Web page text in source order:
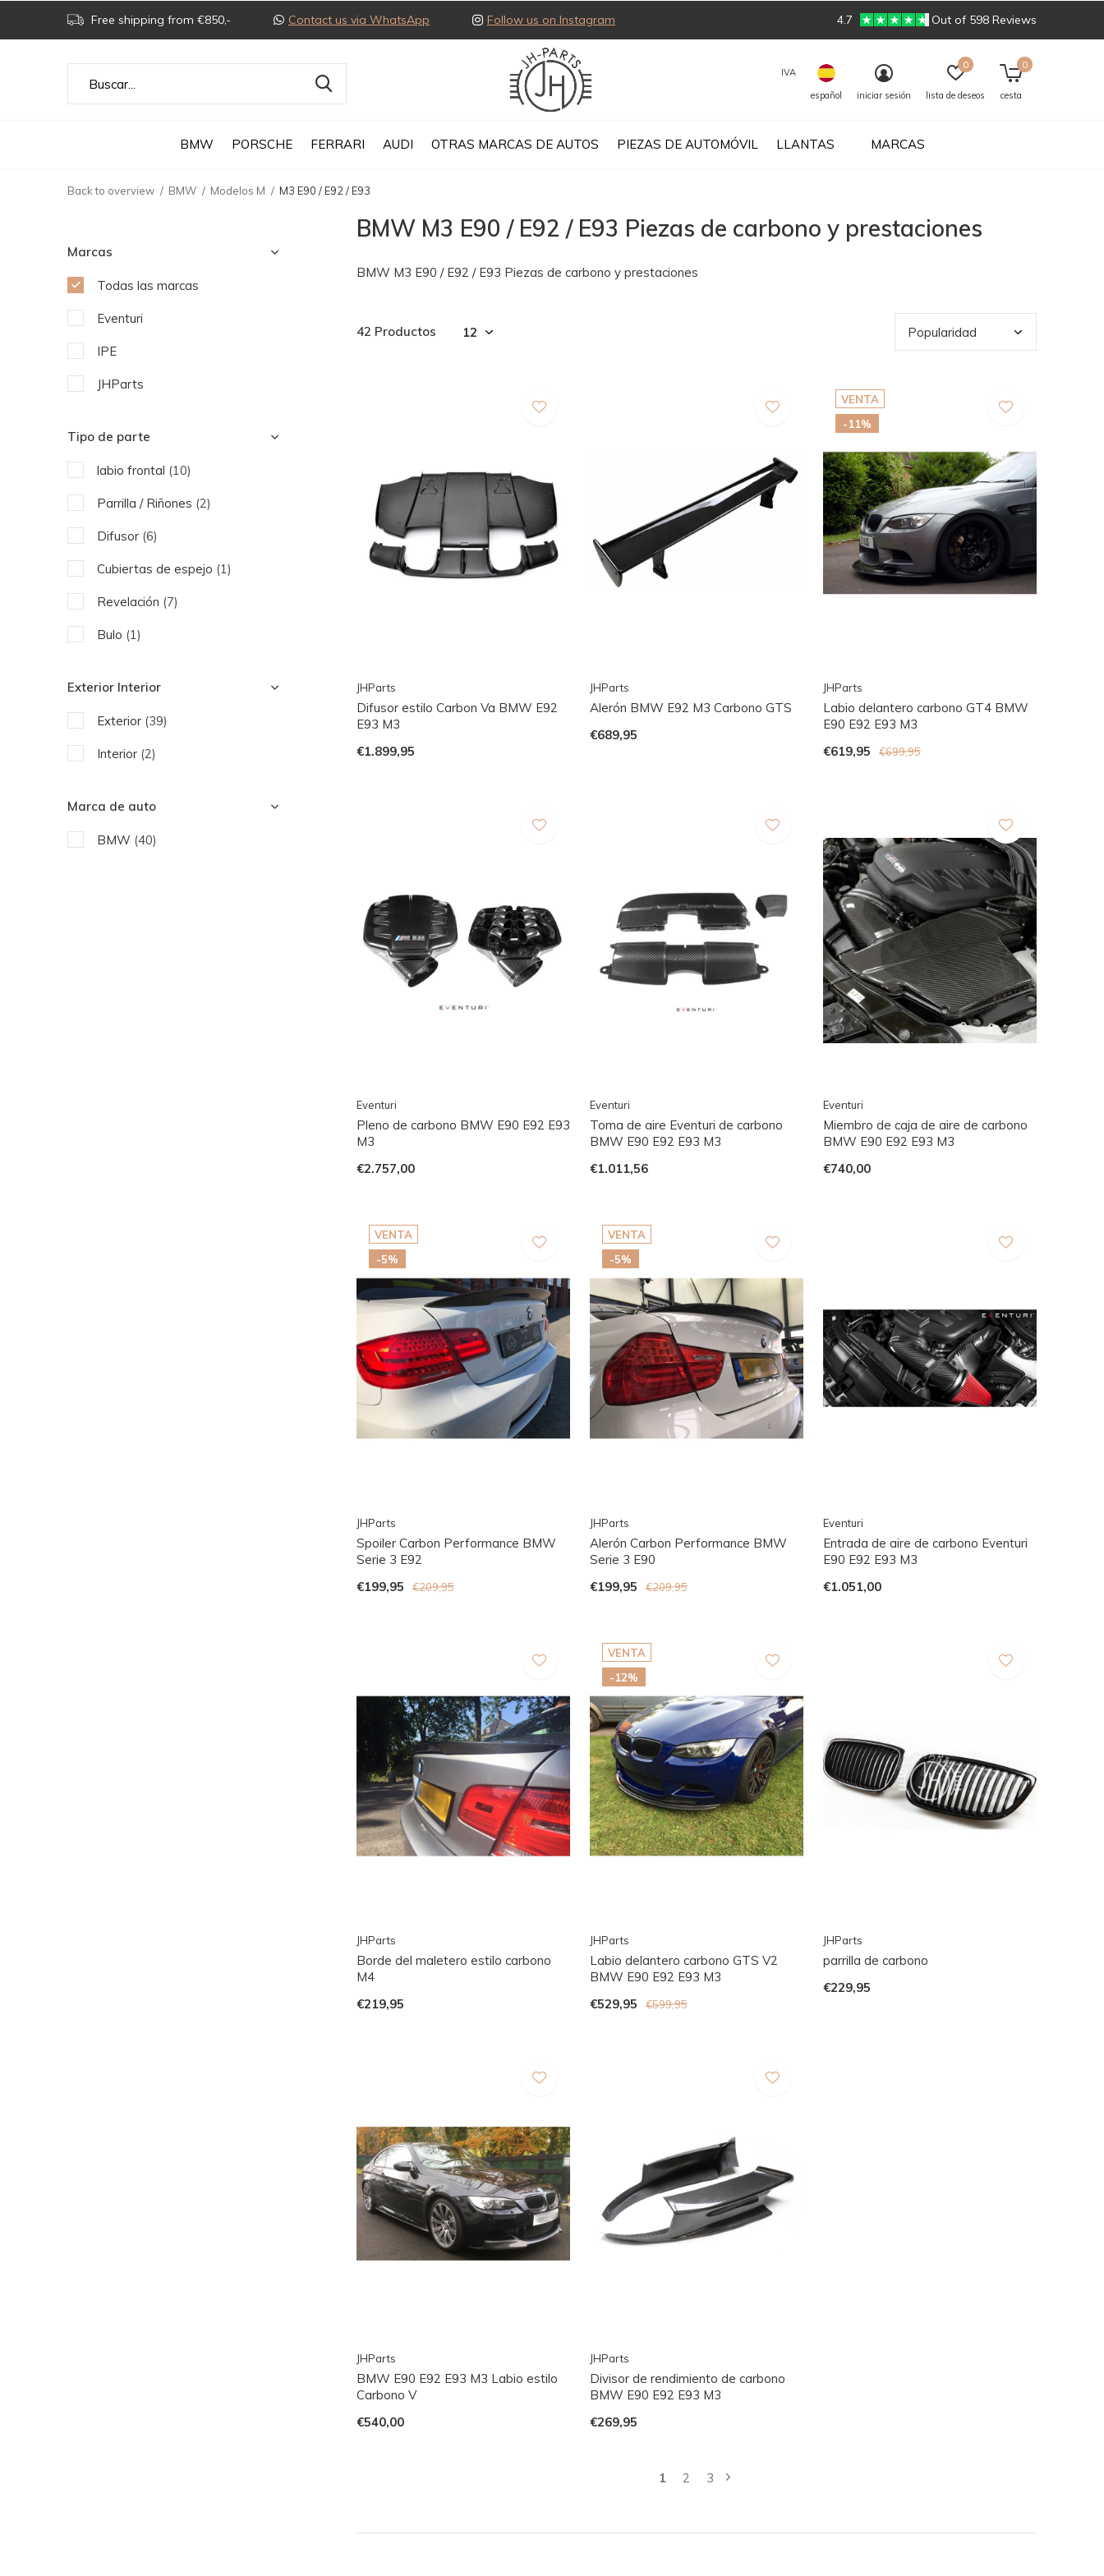
BMW PORSCHE FERRARI AUDI OTRAS MARCAS DE AUTOS PIEZAS DE AUTOMÓVIL LLANTAS MARCAS
IVA
español
iniciar sesión lista de deseos
0
cesta
0
Free shipping from €850,- Contact us via WhatsApp Follow us on Instagram 4.7 Out of 598 Reviews
Back to overview BMW Modelos M M3 E90 / E92 / E93
BMW M3 E90 / E92 / E93 Piezas de carbono y prestaciones
BMW M3 E90 / E92 / E93 Piezas de carbono y prestaciones
42 Productos
JHParts
Difusor estilo Carbon Va BMW E92
E93 M3
€1.899,95
JHParts
Alerón BMW E92 M3 Carbono GTS
€689,95
VENTA
-11%
JHParts
Labio delantero carbono GT4 BMW
E90 E92 E93 M3
€619,95
€699,95
Eventuri
Pleno de carbono BMW E90 E92 E93
M3
€2.757,00
Eventuri
Toma de aire Eventuri de carbono
BMW E90 E92 E93 M3
€1.011,56
Eventuri
Miembro de caja de aire de carbono
BMW E90 E92 E93 M3
€740,00
VENTA
-5%
JHParts
Spoiler Carbon Performance BMW
Serie 3 E92
€199,95
€209,95
VENTA
-5%
JHParts
Alerón Carbon Performance BMW
Serie 3 E90
€199,95
€209,95
Eventuri
Entrada de aire de carbono Eventuri
E90 E92 E93 M3
€1.051,00
JHParts
Borde del maletero estilo carbono
M4
€219,95
VENTA
-12%
JHParts
Labio delantero carbono GTS V2
BMW E90 E92 E93 M3
€529,95
€599,95
JHParts
parrilla de carbono
€229,95
JHParts
BMW E90 E92 E93 M3 Labio estilo
Carbono V
€540,00
JHParts
Divisor de rendimiento de carbono
BMW E90 E92 E93 M3
€269,95
1 2 3
Marcas
Todas las marcas
Eventuri
IPE
JHParts
Tipo de parte
labio frontal (10)
Parrilla / Riñones (2)
Difusor (6)
Cubiertas de espejo (1)
Revelación (7)
Bulo (1)
Partes del motor
Tubo de escape
Exterior Interior
Exterior (39)
Interior (2)
Marca de auto
BMW (40)